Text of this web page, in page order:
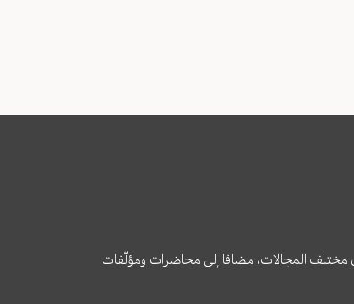
مختلف المجالات، مضافا إلى محاضرات ومؤلّفات